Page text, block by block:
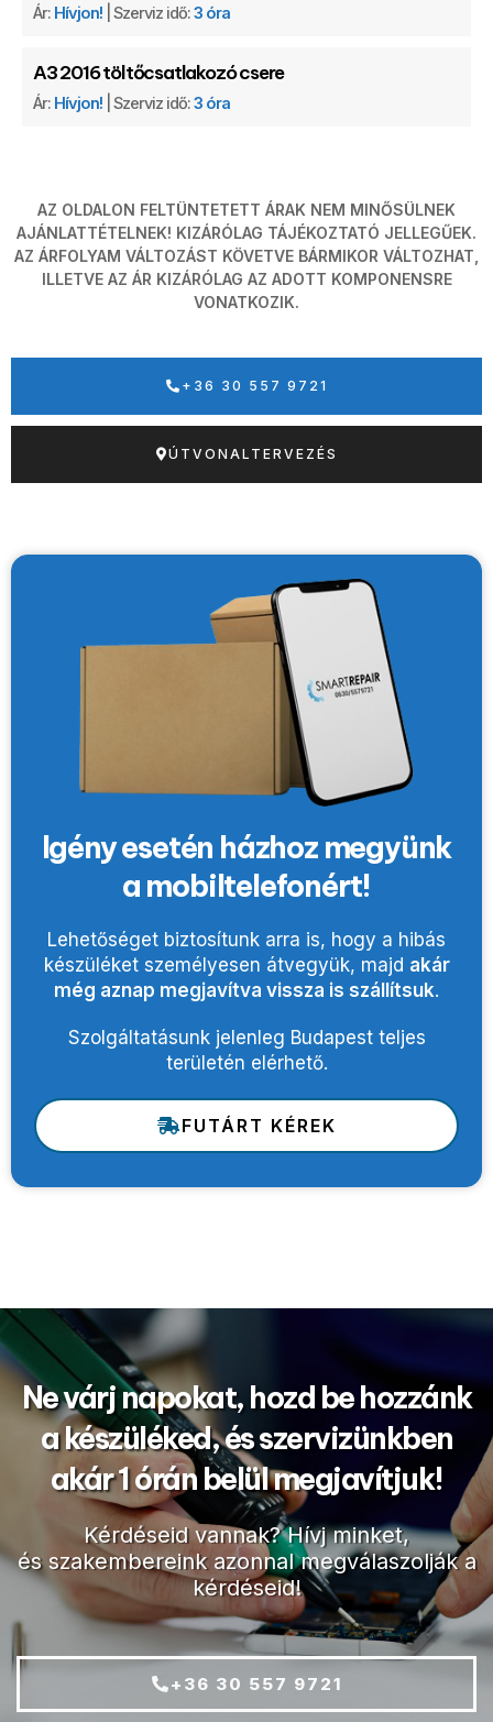
Ár: Hívjon! | Szerviz idő:3 óra
A3 2016 töltőcsatlakozó csere
Ár: Hívjon! | Szerviz idő:3 óra
AZ OLDALON FELTÜNTETETT ÁRAK NEM MINŐSÜLNEK
AJÁNLATTÉTELNEK! KIZÁRÓLAG TÁJÉKOZTATÓ JELLEGŰEK.
AZ ÁRFOLYAM VÁLTOZÁST KÖVETVE BÁRMIKOR VÁLTOZHAT,
ILLETVE AZ ÁR KIZÁRÓLAG AZ ADOTT KOMPONENSRE
VONATKOZIK.
+36 30 557 9721
ÚTVONALTERVEZÉS
Igény esetén házhoz megyünk
a mobiltelefonért!
Lehetőséget biztosítunk arra is, hogy a hibás
készüléket személyesen átvegyük, majd akár
még aznap megjavítva vissza is szállítsuk.
Szolgáltatásunk jelenleg Budapest teljes
területén elérhető.
FUTÁRT KÉREK
Ne várj napokat, hozd be hozzánk
a készüléked, és szervizünkben
akár 1 órán belül megjavítjuk!
Kérdéseid vannak? Hívj minket,
és szakembereink azonnal megválaszolják a
kérdéseid!
+36 30 557 9721